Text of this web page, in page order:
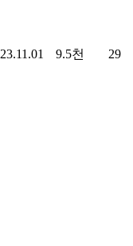
23.11.01 9.5천 29